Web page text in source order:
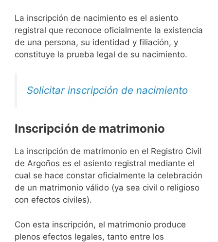
La inscripción de nacimiento es el asiento
registral que reconoce oficialmente la existencia
de una persona, su identidad y filiación, y
constituye la prueba legal de su nacimiento.
Solicitar inscripción de nacimiento
Inscripción de matrimonio
La inscripción de matrimonio en el Registro Civil
de Argoños es el asiento registral mediante el
cual se hace constar oficialmente la celebración
de un matrimonio válido (ya sea civil o religioso
con efectos civiles).
Con esta inscripción, el matrimonio produce
plenos efectos legales, tanto entre los